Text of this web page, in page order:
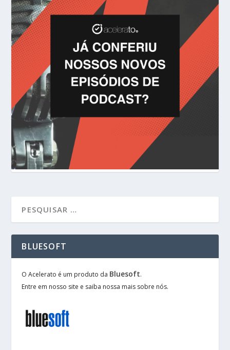
BLUESOFT
O Acelerato é um produto da Bluesoft.
Entre em nosso site e saiba nossa mais sobre nós.